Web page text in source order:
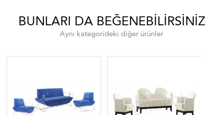
BUNLARI DA BEĞENEBILIRSINIZ
Aynı kategorideki diğer ürünler